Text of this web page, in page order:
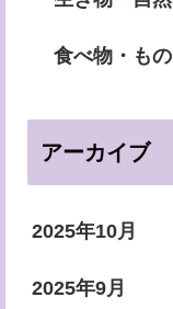
食べ物・もの
アーカイブ
2025年10月
2025年9月